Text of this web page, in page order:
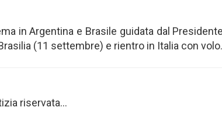
in Argentina e Brasile guidata dal
(11 settembre) e rientro in Italia con
riservata...